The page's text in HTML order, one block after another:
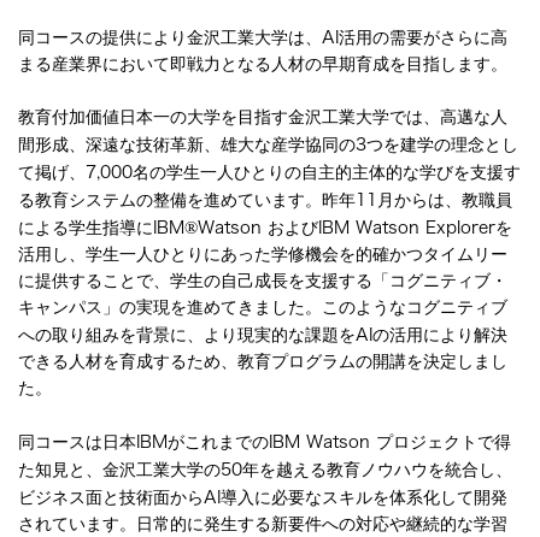
同コースの提供により金沢工業大学は、 AI 活用の需要がさらに高
まる産業界において即戦力となる人材の早期育成を目指します。
教育付加価値日本一の大学を目指す金沢工業大学では、高邁な人
間形成、深遠な技術革新、雄大な産学協同の3つを建学の理念とし
て掲げ、 7,000名の学生一人ひとりの自主的主体的な学びを支援す
る教育システムの整備を進めています。昨年11 月からは、教職員
による学生指導に IBM®Watson および IBM Watson Explorerを
活用し、学生一人ひとりにあった学修機会を的確かつタイムリー
に提供することで、学生の自己成長を支援する「コグニティブ・
キャンパス」の実現を進めてきました。このようなコグニティブ
への取り組みを背景に、より現実的な課題をAI の活用により解決
できる人材を育成するため、教育プログラムの開講を決定しまし
た。
同コースは日本 IBMがこれまでの IBM Watson プロジェクトで得
た知見と、金沢工業大学の50年を越える教育ノウハウを統合し、
ビジネス面と技術面から AI 導入に必要なスキルを体系化して開発
されています。日常的に発生する新要件への対応や継続的な学習